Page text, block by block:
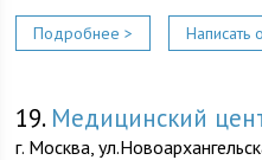
Подробнее > Написать
19. Медицинский
г. Москва,